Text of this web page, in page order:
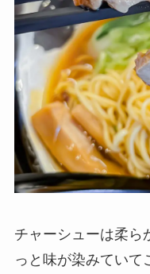
チャーシューは柔ら
っと味が染みていて